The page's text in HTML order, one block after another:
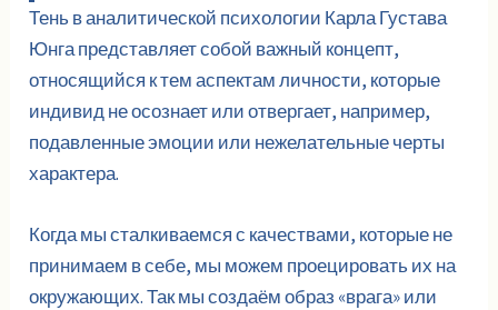
Тень в аналитической психологии Карла Густава
Юнга представляет собой важный концепт,
относящийся к тем аспектам личности, которые
индивид не осознает или отвергает, например,
подавленные эмоции или нежелательные черты
характера.
Когда мы сталкиваемся с качествами, которые не
принимаем в себе, мы можем проецировать их на
окружающих. Так мы создаём образ «врага» или